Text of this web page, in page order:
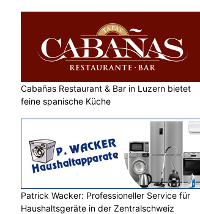
Cabañas Restaurant & Bar in Luzern bietet
feine spanische Küche
Patrick Wacker: Professioneller Service für
Haushaltsgeräte in der Zentralschweiz